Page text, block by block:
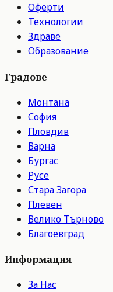
Оферти
Технологии
Здраве
Образование
Градове
Монтана
София
Пловдив
Варна
Бургас
Русе
Стара Загора
Плевен
Велико Търново
Благоевград
Информация
За Нас